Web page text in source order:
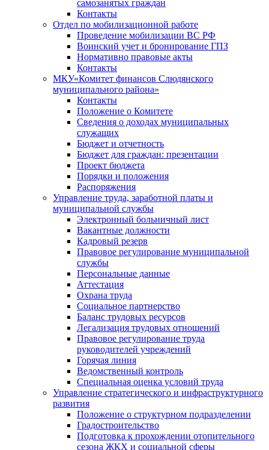
самозанятых граждан
Контакты
Отдел по мобилизационной работе
Проведение мобилизации ВС РФ
Воинский учет и бронирование ГПЗ
Нормативно правовые акты
Контакты
МКУ«Комитет финансов Слюдянского
муниципального района»
Контакты
Положение о Комитете
Сведения о доходах муниципальных
служащих
Бюджет и отчетность
Бюджет для граждан: презентации
Проект бюджета
Порядки и положения
Распоряжения
Управление труда, заработной платы и
муниципальной службы
Электронный больничный лист
Вакантные должности
Кадровый резерв
Правовое регулирование муниципальной
службы
Персональные данные
Аттестация
Охрана труда
Социальное партнерство
Баланс трудовых ресурсов
Легализация трудовых отношений
Правовое регулирование труда
руководителей учреждений
Горячая линия
Ведомственный контроль
Специальная оценка условий труда
Управление стратегического и инфраструктурного
развития
Положение о структурном подразделении
Градостроительство
Подготовка к прохождении отопительного
сезона ЖКХ и социальной сферы